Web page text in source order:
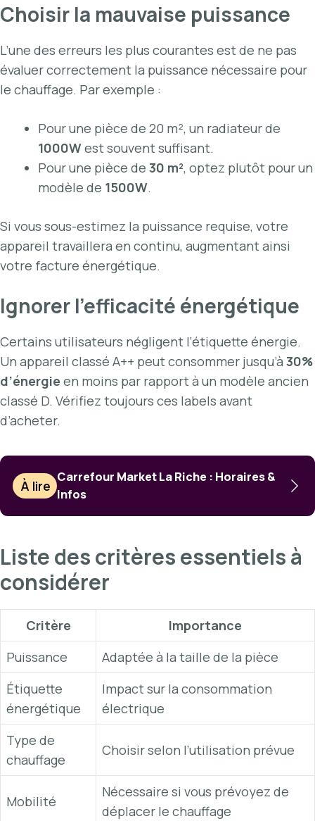
Choisir la mauvaise puissance
L’une des erreurs les plus courantes est de ne pas
évaluer correctement la puissance nécessaire pour
le chauffage. Par exemple :
Pour une pièce de 20 m², un radiateur de
1000West souvent suffisant.
Pour une pièce de 30 m², optez plutôt pour un
modèle de 1500W.
Si vous sous-estimez la puissance requise, votre
appareil travaillera en continu, augmentant ainsi
votre facture énergétique.
Ignorer l’efficacité énergétique
Certains utilisateurs négligent l’étiquette énergie.
Un appareil classé A++ peut consommer jusqu’à 30%
d’énergie en moins par rapport à un modèle ancien
classé D. Vérifiez toujours ces labels avant
d’acheter.
À lire
Carrefour Market La Riche : Horaires &
Infos
Liste des critères essentiels à
considérer
Critère
Importance
Puissance
Adaptée à la taille de la pièce
Étiquette
énergétique
Impact sur la consommation
électrique
Type de
chauffage
Choisir selon l’utilisation prévue
Mobilité
Nécessaire si vous prévoyez de
déplacer le chauffage